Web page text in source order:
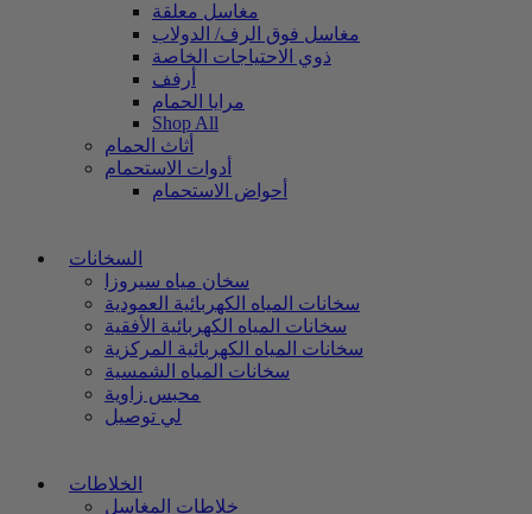
مغاسل معلقة
مغاسل فوق الرف/ الدولاب
ذوي الاحتياجات الخاصة
أرفف
مرايا الحمام
Shop All
أثاث الحمام
أدوات الاستحمام
أحواض الاستحمام
السخانات
سخان مياه سيروزا
سخانات المياه الكهربائية العمودية
سخانات المياه الكهربائية الأفقية
سخانات المياه الكهربائية المركزية
سخانات المياه الشمسية
محبس زاوية
لي توصيل
الخلاطات
خلاطات المغاسل